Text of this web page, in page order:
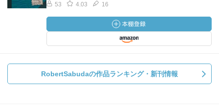
53 4.03 16
RobertSabudaの作品ランキング・新刊情報